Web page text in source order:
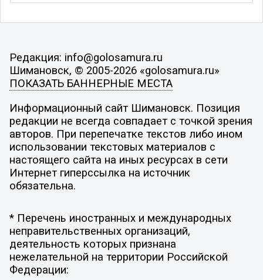
Редакция: info@golosamura.ru
Шимановск, © 2005-2026 «golosamura.ru»
ПОКАЗАТЬ БАННЕРНЫЕ МЕСТА
Информационный сайт Шимановск. Позиция
редакции не всегда совпадает с точкой зрения
авторов. При перепечатке текстов либо ином
использовании текстовых материалов с
настоящего сайта на иных ресурсах в сети
Интернет гиперссылка на источник
обязательна.
* Перечень иностранных и международных
неправительственных организаций,
деятельность которых признана
нежелательной на территории Российской
Федерации: